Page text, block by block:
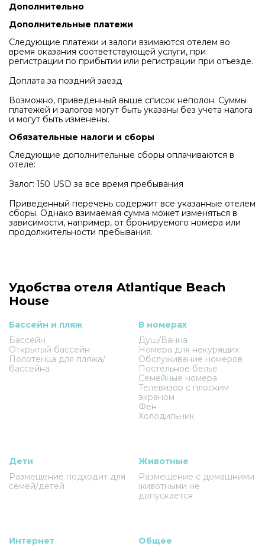
Дополнительно
Дополнительные платежи
Следующие платежи и залоги взимаются отелем во
время оказания соответствующей услуги, при
регистрации по прибытии или регистрации при отъезде.
Доплата за поздний заезд
Возможно, приведенный выше список неполон. Суммы
платежей и залогов могут быть указаны без учета налога
и могут быть изменены.
Обязательные налоги и сборы
Следующие дополнительные сборы оплачиваются в
отеле:
Залог: 150 USD за все время пребывания
Приведенный перечень содержит все указанные отелем
сборы. Однако взимаемая сумма может изменяться в
зависимости, например, от бронируемого номера или
продолжительности пребывания.
Удобства отеля Atlantique Beach
House
Бассейн и пляж
Бассейн
Открытый бассейн
Полотенца для пляжа/
бассейна
В номерах
Душ/Ванна
Номера для некурящих
Обслуживание номеров
Постельное белье
Семейные номера
Телевизор с плоским
экраном
Фен
Холодильник
Дети
Размещение подходит для
семей/детей
Животные
Размещение с домашними
животными не
допускается
Интернет
Общее